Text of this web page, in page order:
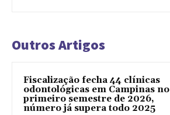
Outros Artigos
Fiscalização fecha 44 clínicas
odontológicas em Campinas no
primeiro semestre de 2026,
número já supera todo 2025